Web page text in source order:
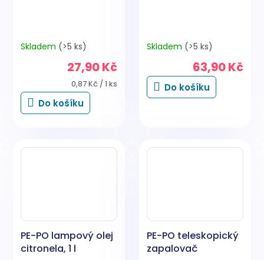
Skladem (>5 ks)
27,90 Kč
Měrná
cena:
0,87 Kč / 1 ks
Do košíku
Skladem (>5 ks)
63,90 Kč
Do košíku
PE-PO lampový olej
citronela, 1 l
PE-PO teleskopický
zapalovač